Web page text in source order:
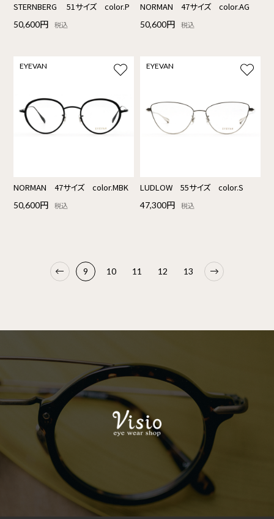
STERNBERG 51サイズ color.P
50,600円 税込
NORMAN 47サイズ color.AG
50,600円 税込
EYEVAN
NORMAN 47サイズ color.MBK
50,600円 税込
EYEVAN
LUDLOW 55サイズ color.S
47,300円 税込
9 10 11 12 13